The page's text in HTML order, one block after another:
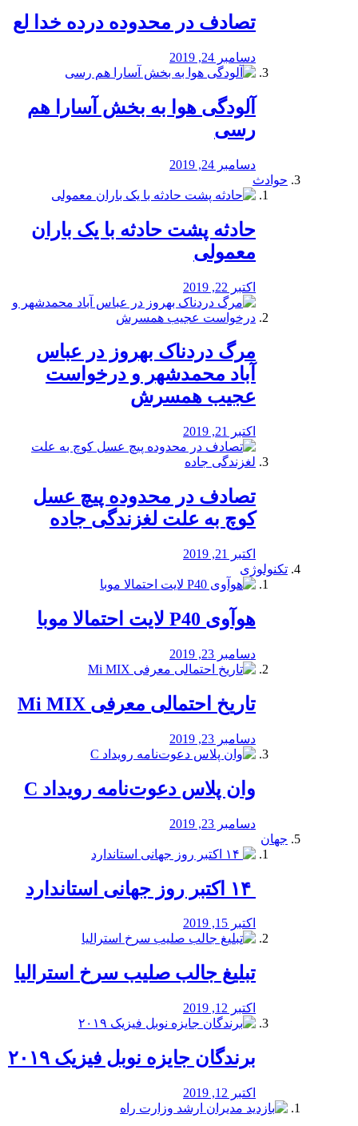
تصادف در محدوده درده خدا لع
دسامبر 24, 2019
آلودگی هوا به بخش آسارا هم
رسی
دسامبر 24, 2019
حوادث
️حادثه پشت حادثه با یک باران
معمولی
اکتبر 22, 2019
مرگ دردناک بهروز در عباس
آباد محمدشهر و درخواست
عجیب همسرش
اکتبر 21, 2019
تصادف در محدوده پیچ عسل
کوچ به علت لغزندگی جاده
اکتبر 21, 2019
تکنولوژی
هوآوی P40 لایت احتمالا موبا
دسامبر 23, 2019
تاریخ احتمالی معرفی Mi MIX
دسامبر 23, 2019
وان پلاس دعوت‌نامه رویداد C
دسامبر 23, 2019
جهان
اکتبر 15, 2019
تبلیغ جالب صلیب سرخ استرالیا
اکتبر 12, 2019
برندگان جایزه نوبل فیزیک ۲۰۱۹
اکتبر 12, 2019